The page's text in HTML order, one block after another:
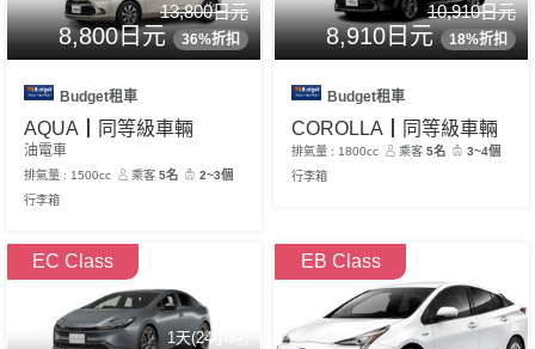
13,800日元
8,800日元 36%折扣
Budget租車
AQUA┃同等級車輛
油電車
排氣量 : 1500cc 乘客5名
2~3個
行李箱
10,910日元
8,910日元 18%折扣
Budget租車
COROLLA┃同等級車輛
排氣量 : 1800cc 乘客5名
3~4個
行李箱
EC Class
1天(24小時)
EB Class